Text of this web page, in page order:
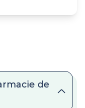
de